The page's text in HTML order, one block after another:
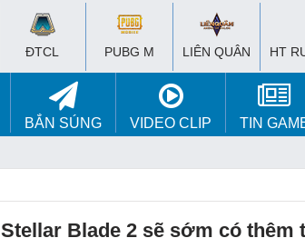
ĐTCL PUBG M LIÊN QUÂN HT
BẮN SÚNG VIDEO CLIP TIN
Stellar Blade 2 sẽ sớm có thêm